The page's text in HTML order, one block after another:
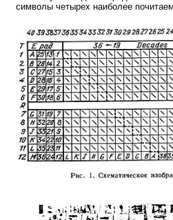
символы четырех наиболее